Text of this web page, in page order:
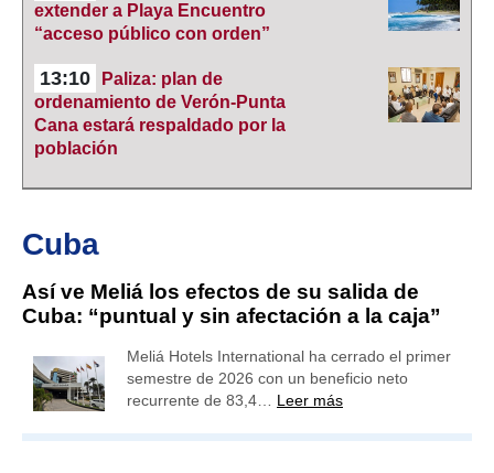
extender a Playa Encuentro
“acceso público con orden”
13:10
Paliza: plan de
ordenamiento de Verón-Punta
Cana estará respaldado por la
población
Cuba
Así ve Meliá los efectos de su salida de
Cuba: “puntual y sin afectación a la caja”
Meliá Hotels International ha cerrado el primer
semestre de 2026 con un beneficio neto
recurrente de 83,4… Leer más